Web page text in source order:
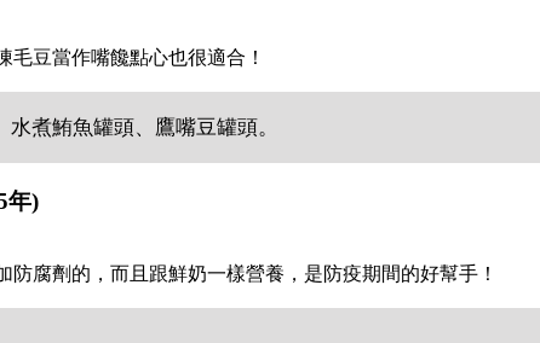
豆當作嘴饞點心也很適合！
煮鮪魚罐頭、鷹嘴豆罐頭。
年)
腐劑的，而且跟鮮奶一樣營養，是防疫期間的好幫手！